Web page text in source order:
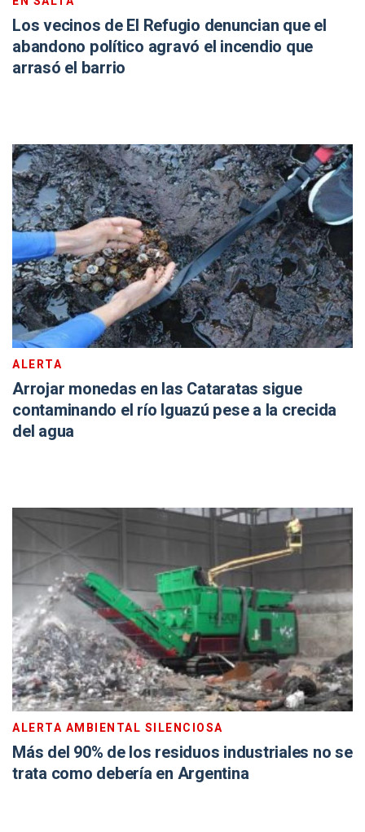
Los vecinos de El Refugio denuncian que el
abandono político agravó el incendio que
arrasó el barrio
ALERTA
Arrojar monedas en las Cataratas sigue
contaminando el río Iguazú pese a la crecida
del agua
ALERTA AMBIENTAL SILENCIOSA
Más del 90% de los residuos industriales no se
trata como debería en Argentina